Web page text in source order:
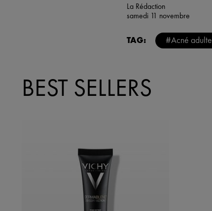
La Rédaction
samedi 11 novembre
TAG: #Acné adulte
BEST SELLERS